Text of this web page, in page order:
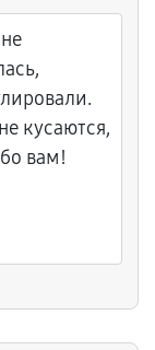
кусаются,
вам!